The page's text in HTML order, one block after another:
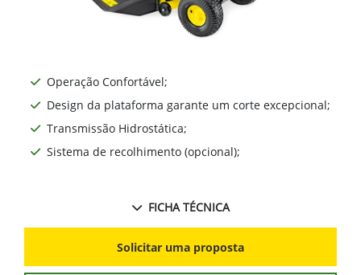
Operação Confortável;
Design da plataforma garante um corte excepcional;
Transmissão Hidrostática;
Sistema de recolhimento (opcional);
FICHA TÉCNICA
Solicitar uma proposta